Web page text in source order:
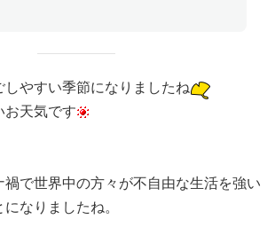
しやすい季節になりましたね
お天気です
禍で世界中の方々が不自由な生活を強い
なりましたね。